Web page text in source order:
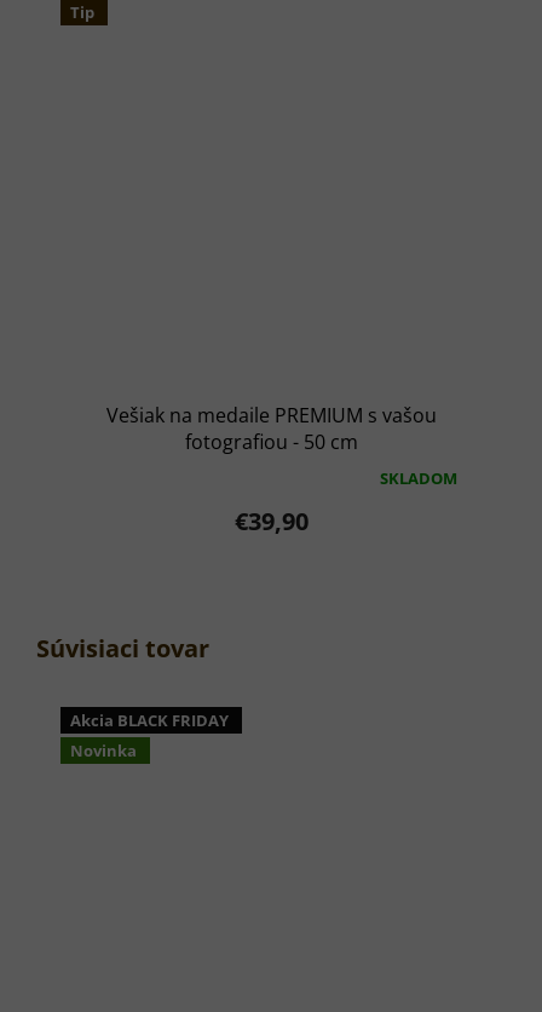
Súvisiaci tovar
Akcia BLACK FRIDAY
Novinka
Tip
Vešiak na medaile PREMIUM s vašou
fotografiou - 50 cm
hviezdičiek.
SKLADOM
€39,90